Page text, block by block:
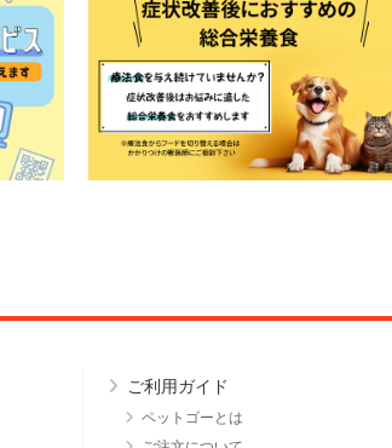
ご利用ガイド
ペットゴーとは